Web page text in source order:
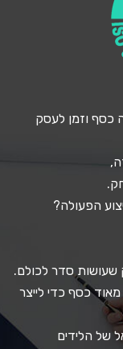
כסף וזמן לעסק
הפעולה?
סדר לכולם.
כסף כדי לייצר
של הלידים